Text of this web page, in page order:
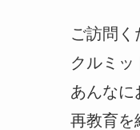
ご訪問く
クルミッ
あんなに
再教育を